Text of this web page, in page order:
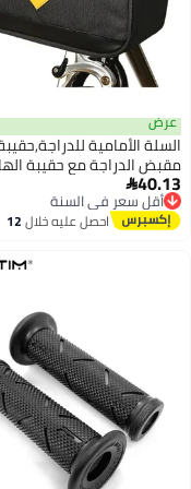
عرض
السلة الأمامية
مقبض الدراجة مع حقيبة
بشاشة اللمس تناسب الهاتف
40.13
أقل سعر في السنة
توصيل مجاني
أقل سعر في السنة
احصل عليه خلال12